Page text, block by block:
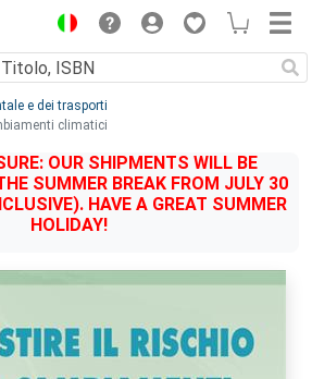
e dei trasporti
climatici
OUR SHIPMENTS WILL BE
SUMMER BREAK FROM JULY 30
HAVE A GREAT SUMMER
HOLIDAY!